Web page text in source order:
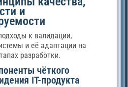
и
к валидации,
и её адаптации на
разработки.
чёткого
IT-продукта